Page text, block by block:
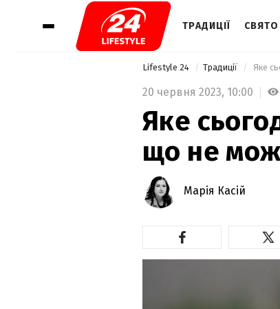
ТРАДИЦІЇ СВЯТО
Lifestyle 24 Традиції Яке
20 червня 2023, 10:00
Яке
що не
Марія Касій